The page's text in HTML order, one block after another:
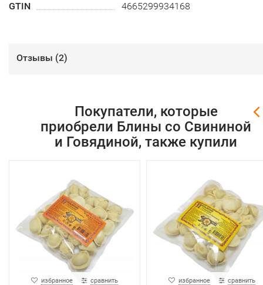
GTIN
4665299934168
Отзывы (2)
Покупатели, которые
приобрели Блины со Свининой
и Говядиной, также купили
избранное сравнить избранное сравнить